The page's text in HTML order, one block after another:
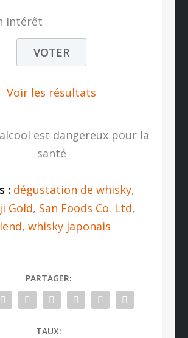
intérêt
Voir les résultats
est dangereux pour la
santé
: dégustation de whisky,
Gold, San Foods Co. Ltd,
, whisky japonais
PARTAGER:
TAUX: